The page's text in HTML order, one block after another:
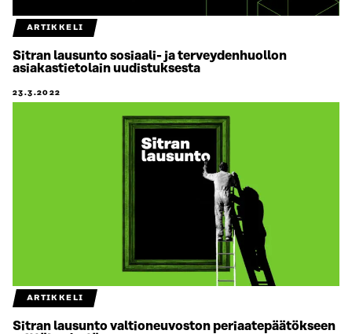
ARTIKKELI
Sitran lausunto sosiaali- ja terveydenhuollon
asiakastietolain uudistuksesta
23.3.2022
ARTIKKELI
Sitran lausunto valtioneuvoston periaatepäätökseen